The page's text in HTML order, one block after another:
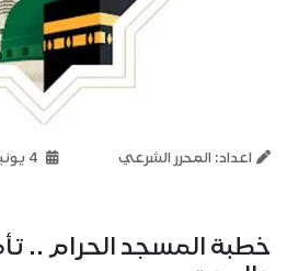
اعداد: المحرر الشرعي
خطبة المسجد الحرام ..